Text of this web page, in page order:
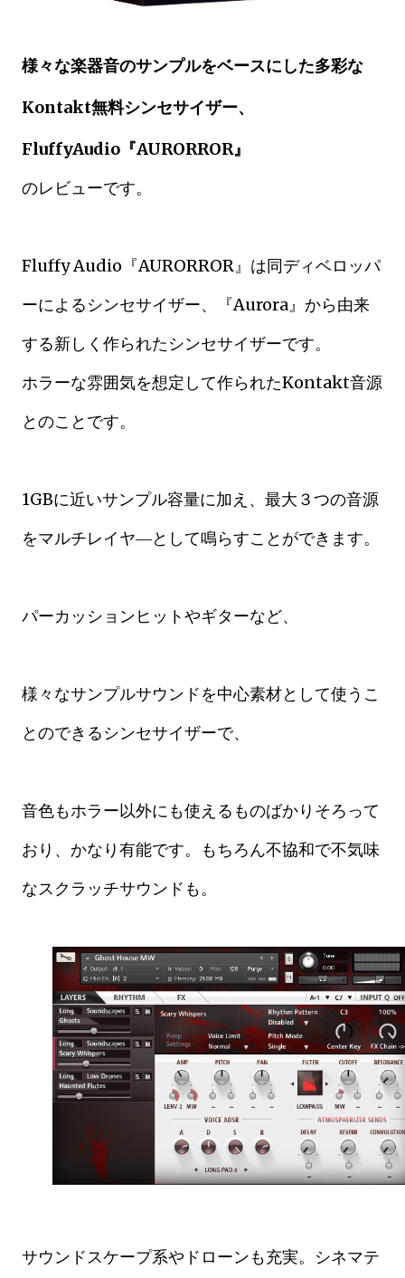
様々な楽器音のサンプルをベースにした多彩な
Kontakt無料シンセサイザー、
FluffyAudio『AURORROR』
のレビューです。
Fluffy Audio『AURORROR』は同ディベロッパ
ーによるシンセサイザー、
『Aurora』から由来
する新しく作られたシンセサイザーです。
ホラーな雰囲気を想定して作られたKontakt音源
とのことです。
1GBに近いサンプル容量に加え、最大３つの音源
をマルチレイヤ―として鳴らすことができます。
パーカッションヒットやギターなど、
様々なサンプルサウンドを中心素材として使うこ
とのできるシンセサイザーで、
音色もホラー以外にも使えるものばかりそろって
おり、かなり有能です。もちろん不協和で不気味
なスクラッチサウンドも。
サウンドスケープ系やドローンも充実。シネマテ